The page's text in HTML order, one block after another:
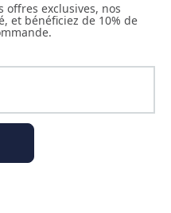
offres exclusives, nos
et bénéficiez de 10% de